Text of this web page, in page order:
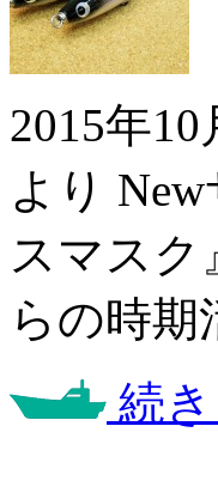
2015年
より
スマス
らの時
続